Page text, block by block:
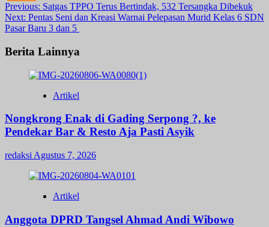
Post
navigation
Previous: Satgas TPPO Terus Bertindak, 532 Tersangka Dibekuk
Next: Pentas Seni dan Kreasi Warnai Pelepasan Murid Kelas 6 SDN
Pasar Baru 3 dan 5
Berita Lainnya
Artikel
Nongkrong Enak di Gading Serpong ?, ke
Pendekar Bar & Resto Aja Pasti Asyik
redaksi Agustus 7, 2026
Artikel
Anggota DPRD Tangsel Ahmad Andi Wibowo